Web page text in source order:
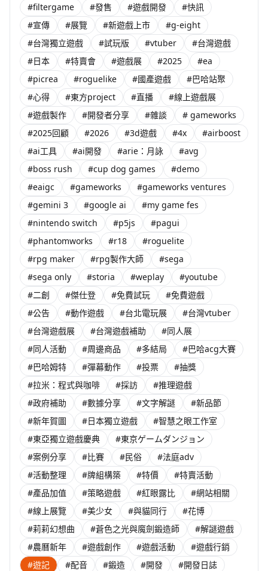
#filtergame
#發售 #遊戲開發
#快訊
#宣傳
#展覽 #新遊戲上市
#g-eight
#台灣獨立遊戲
#試玩版 #vtuber
#台灣遊戲
#日本
#特賣會 #遊戲展 #2025
#ea
#picrea
#roguelike #國產遊戲
#巴哈站聚
#心得
#東方project #直播
#線上遊戲展
#遊戲製作
#開發者分享 #雜談
# gameworks
#2025回顧
#2026 #3d遊戲 #4x
#airboost
#ai工具
#ai開發 #arie：月詠
#avg
#boss rush
#cup dog games
#demo
#eaigc
#gameworks
#gameworks ventures
#gemini 3
#google ai
#my game fes
#nintendo switch
#p5js
#pagui
#phantomworks
#r18
#roguelite
#rpg maker
#rpg製作大師
#sega
#sega only
#storia #weplay
#youtube
#二創
#傑仕登 #免費試玩
#免費遊戲
#公告
#動作遊戲 #台北電玩展
#台灣vtuber
#台灣遊戲展
#台灣遊戲補助
#同人展
#同人活動
#周邊商品 #多結局
#巴哈acg大賽
#巴哈姆特
#彈幕動作 #投票
#抽獎
#拉米：程式與咖啡
#採訪
#推理遊戲
#政府補助
#數據分享 #文字解謎
#新品節
#新年賀圖
#日本獨立遊戲
#智慧之眼工作室
#東亞獨立遊戲慶典
#東京ゲームダンジョン
#案例分享
#比賽 #民俗
#法庭adv
#活動整理
#牌組構築 #特價
#特賣活動
#產品加值
#策略遊戲 #紅眼露比
#網站相關
#線上展覽
#美少女 #與貓同行
#花博
#莉莉幻想曲
#蒼色之光與魔劍鍛造師
#解謎遊戲
#農曆新年
#遊戲創作 #遊戲活動
#遊戲行銷
#遊記
#配音 #鍛造 #開發
#開發日誌